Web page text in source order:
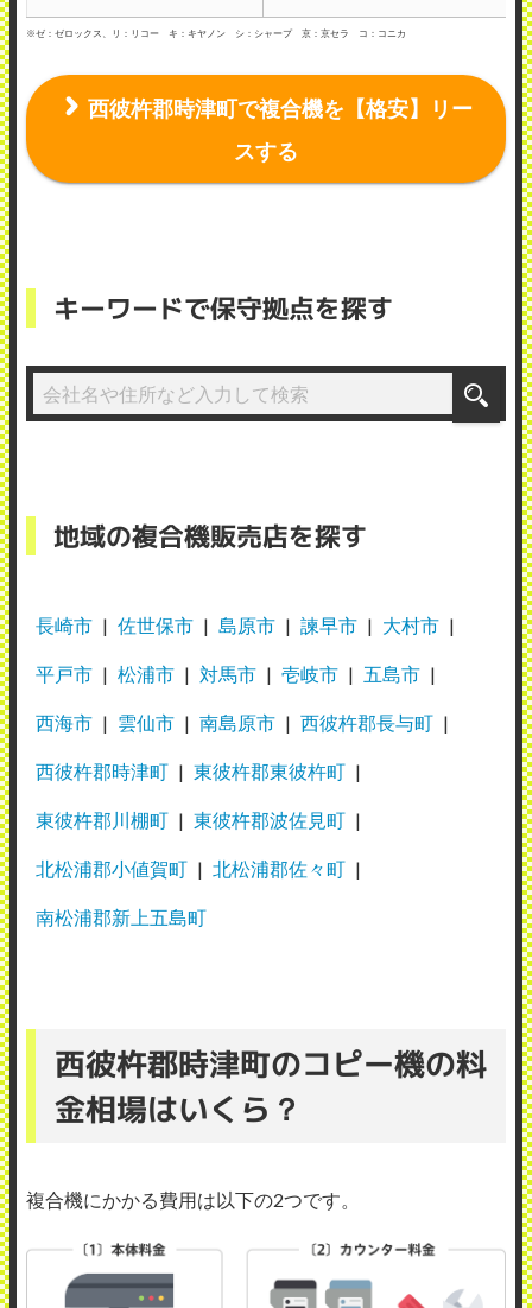
※ゼ：ゼロックス、リ：リコー キ：キヤノン シ：シャープ 京：京セラ コ：コニカ
西彼杵郡時津町で複合機を【格安】リー
スする
キーワードで保守拠点を探す
地域の複合機販売店を探す
長崎市 佐世保市 島原市 諫早市 大村市
平戸市 松浦市 対馬市 壱岐市 五島市
西海市 雲仙市 南島原市 西彼杵郡長与町
西彼杵郡時津町 東彼杵郡東彼杵町
東彼杵郡川棚町 東彼杵郡波佐見町
北松浦郡小値賀町 北松浦郡佐々町
南松浦郡新上五島町
西彼杵郡時津町のコピー機の料
金相場はいくら？
複合機にかかる費用は以下の2つです。